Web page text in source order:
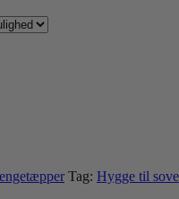
Tag: Hygge til